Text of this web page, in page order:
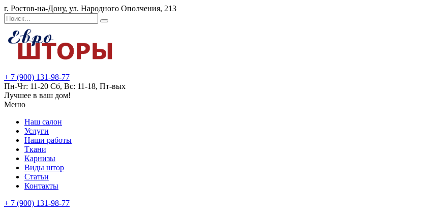
г. Ростов-на-Дону, ул. Народного Ополчения, 213
+ 7 (900) 131-98-77
Пн-Чт: 11-20 Сб, Вс: 11-18, Пт-вых
Лучшее в ваш дом!
Меню
Наш салон
Услуги
Наши работы
Ткани
Карнизы
Виды штор
Статьи
Контакты
+ 7 (900) 131-98-77